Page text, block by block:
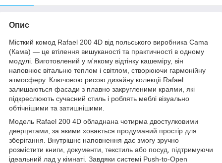
Опис
Місткий комод Rafael 200 4D від польського виробника Cama
(Кама) — це втілення вишуканості та практичності в одному
модулі. Виготовлений у м'якому відтінку кашеміру, він
наповнює вітальню теплом і світлом, створюючи гармонійну
атмосферу. Ключовою рисою дизайну колекції Rafael
залишаються фасади з плавно закругленими краями, які
підкреслюють сучасний стиль і роблять меблі візуально
обтічнішими та затишнішими.
Модель Rafael 200 4D обладнана чотирма двостулковими
дверцятами, за якими ховається продуманий простір для
зберігання. Внутрішнє наповнення дає змогу зручно
розмістити книги, документи, текстиль або посуд, підтримуючи
ідеальний лад у кімнаті. Завдяки системі Push-to-Open